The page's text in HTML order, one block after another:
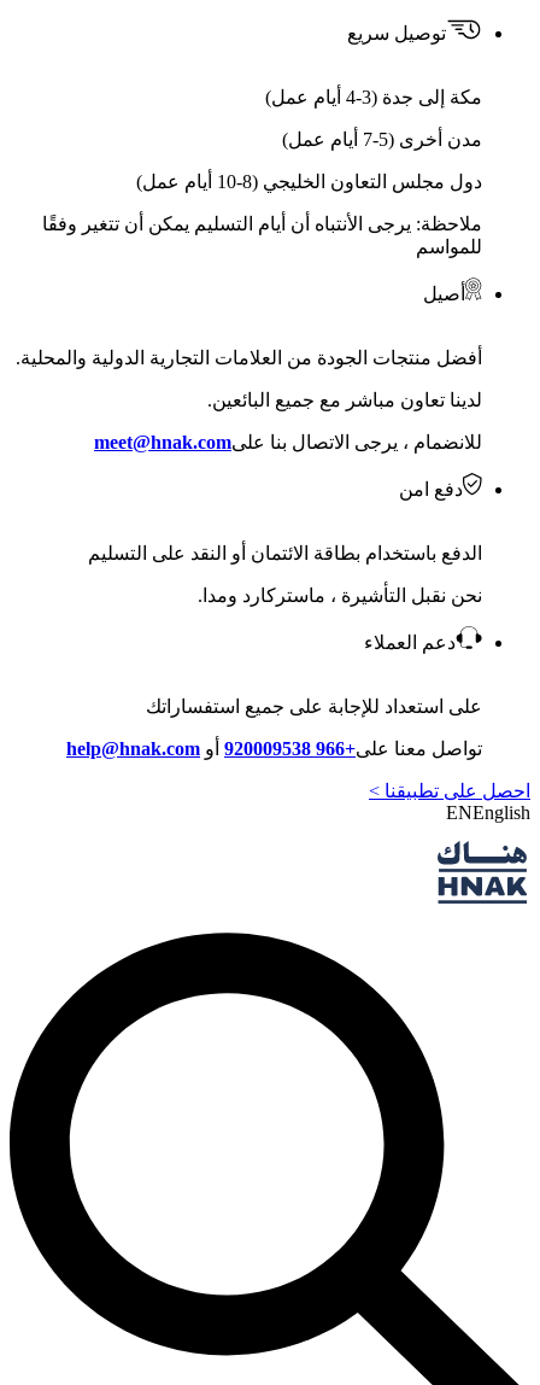
توصيل سريع
مكة إلى جدة (3-4 أيام عمل)
مدن أخرى (5-7 أيام عمل)
دول مجلس التعاون الخليجي (8-10 أيام عمل)
ملاحظة: يرجى الأنتباه أن أيام التسليم يمكن أن تتغير وفقًا
للمواسم
أصيل
أفضل منتجات الجودة من العلامات التجارية الدولية والمحلية.
لدينا تعاون مباشر مع جميع البائعين.
للانضمام ، يرجى الاتصال بنا علىmeet@hnak.com
دفع امن
الدفع باستخدام بطاقة الائتمان أو النقد على التسليم
نحن نقبل التأشيرة ، ماستركارد ومدا.
دعم العملاء
على استعداد للإجابة على جميع استفساراتك
تواصل معنا على+966 920009538 أو help@hnak.com
احصل على تطبيقنا >
ENEnglish